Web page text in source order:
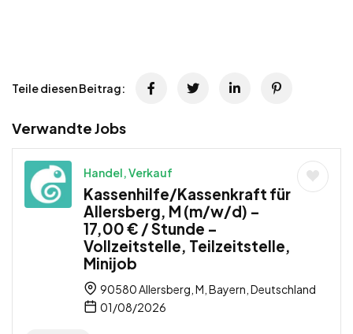
Teile diesen Beitrag:
Verwandte Jobs
Handel, Verkauf
Kassenhilfe/Kassenkraft für
Allersberg, M (m/w/d) –
17,00 € / Stunde –
Vollzeitstelle, Teilzeitstelle,
Minijob
90580 Allersberg, M, Bayern, Deutschland
01/08/2026